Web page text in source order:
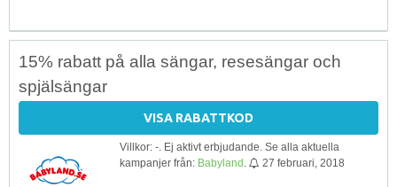
15% rabatt på alla sängar, resesängar och
spjälsängar
VISA RABATTKOD
Villkor: -. Ej aktivt erbjudande. Se alla aktuella
kampanjer från: Babyland 27 februari, 2018